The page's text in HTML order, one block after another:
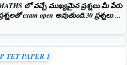
లో వచ్చే ముఖ్యమైన ప్రశ్నలు.మీ పేరు
exam open అవుతుంది.30 ప్రశ్నలు ...